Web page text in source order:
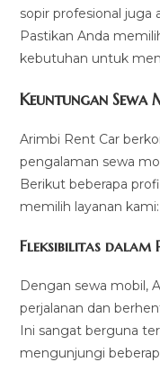
sopir profesional juga
Pastikan Anda
kebutuhan untuk
Keuntungan Sewa
Arimbi Rent Car
pengalaman sewa
Berikut beberapa
memilih layanan kami:
Fleksibilitas dalam
Dengan sewa mobil,
perjalanan dan
Ini sangat berguna
mengunjungi